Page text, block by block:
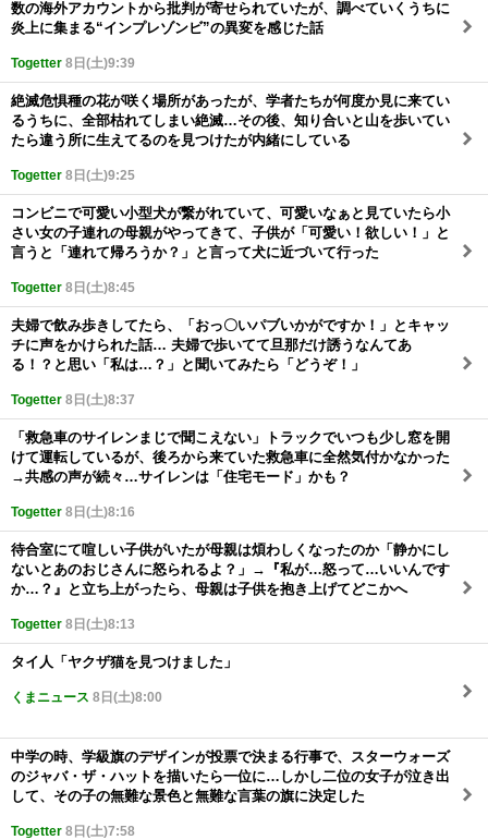
数の海外アカウントから批判が寄せられていたが、調べていくうちに
炎上に集まる“インプレゾンビ”の異変を感じた話
Togetter 8日(土)9:39
絶滅危惧種の花が咲く場所があったが、学者たちが何度か見に来てい
るうちに、全部枯れてしまい絶滅…その後、知り合いと山を歩いてい
たら違う所に生えてるのを見つけたが内緒にしている
Togetter 8日(土)9:25
コンビニで可愛い小型犬が繋がれていて、可愛いなぁと見ていたら小
さい女の子連れの母親がやってきて、子供が「可愛い！欲しい！」と
言うと「連れて帰ろうか？」と言って犬に近づいて行った
Togetter 8日(土)8:45
夫婦で飲み歩きしてたら、「おっ〇いパブいかがですか！」とキャッ
チに声をかけられた話… 夫婦で歩いてて旦那だけ誘うなんてあ
る！？と思い「私は…？」と聞いてみたら「どうぞ！」
Togetter 8日(土)8:37
「救急車のサイレンまじで聞こえない」トラックでいつも少し窓を開
けて運転しているが、後ろから来ていた救急車に全然気付かなかった
→共感の声が続々…サイレンは「住宅モード」かも？
Togetter 8日(土)8:16
待合室にて喧しい子供がいたが母親は煩わしくなったのか「静かにし
ないとあのおじさんに怒られるよ？」→『私が…怒って…いいんです
か…？』と立ち上がったら、母親は子供を抱き上げてどこかへ
Togetter 8日(土)8:13
タイ人「ヤクザ猫を見つけました」
くまニュース 8日(土)8:00
中学の時、学級旗のデザインが投票で決まる行事で、スターウォーズ
のジャバ・ザ・ハットを描いたら一位に…しかし二位の女子が泣き出
して、その子の無難な景色と無難な言葉の旗に決定した
Togetter 8日(土)7:58